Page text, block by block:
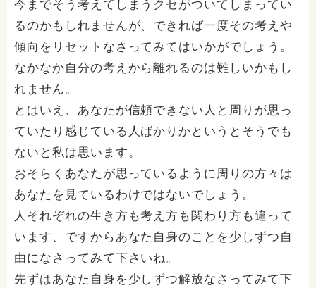
今までそう考えてしまうクセがついてしまってい
るのかもしれませんが、できれば一度その考えや
傾向をリセットなさってみてはいかがでしょう。
なかなか自分の考えから離れるのは難しいかもし
れません。
とはいえ、あなたが信頼できない人と周りが思っ
ていたり感じている人ばかりかというとそうでも
ないと私は思います。
おそらくあなたが思っているように周りの方々は
あなたを見ているわけではないでしょう。
人それぞれの生き方も考え方も関わり方も違って
います、ですからあなた自身のことを少しずつ自
由になさってみて下さいね。
先ずはあなた自身を少しずつ解放なさってみて下